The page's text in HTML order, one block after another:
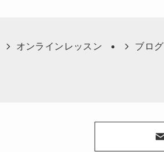
オンラインレッスン ブログ